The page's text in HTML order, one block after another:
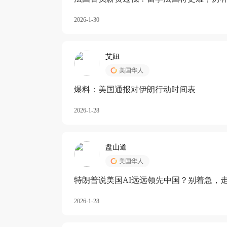
2026-1-30
艾妞
美国华人
爆料：美国通报对伊朗行动时间表
2026-1-28
盘山道
美国华人
特朗普说美国AI远远领先中国？别着急，
2026-1-28